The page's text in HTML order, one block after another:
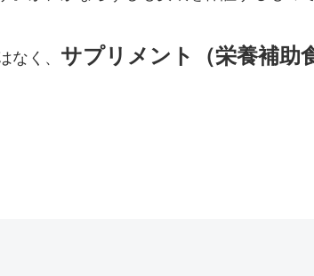
なく、 サプリメント（栄養補助